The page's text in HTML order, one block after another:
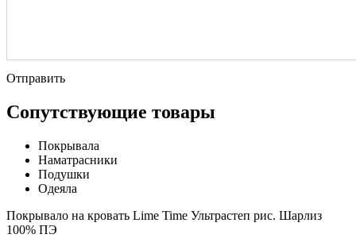
Отправить
Сопутствующие товары
Покрывала
Наматрасники
Подушки
Одеяла
Покрывало на кровать Lime Time Ультрастеп рис. Шарлиз
100% ПЭ